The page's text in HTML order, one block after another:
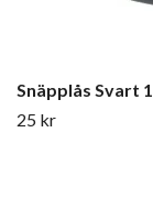
Snäpplås Svart
25 kr